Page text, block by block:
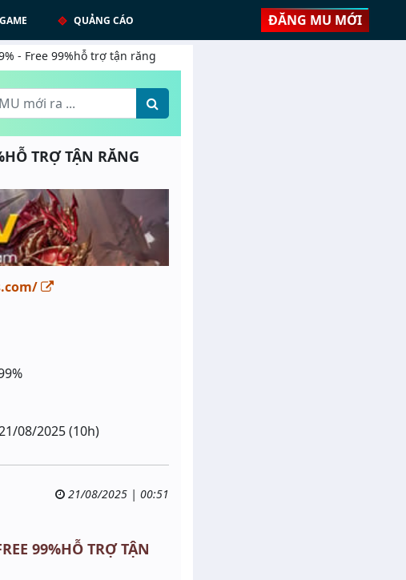
QUẢNG CÁO ĐĂNG MU MỚI
- Free 99%hỗ trợ tận răng
TRỢ TẬN RĂNG
08/2025 (10h)
21/08/2025 | 00:51
99%HỖ TRỢ TẬN